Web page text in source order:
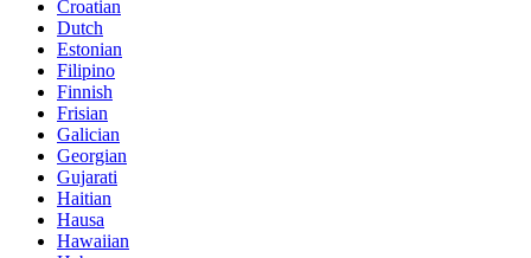
Croatian
Dutch
Estonian
Filipino
Finnish
Frisian
Galician
Georgian
Gujarati
Haitian
Hausa
Hawaiian